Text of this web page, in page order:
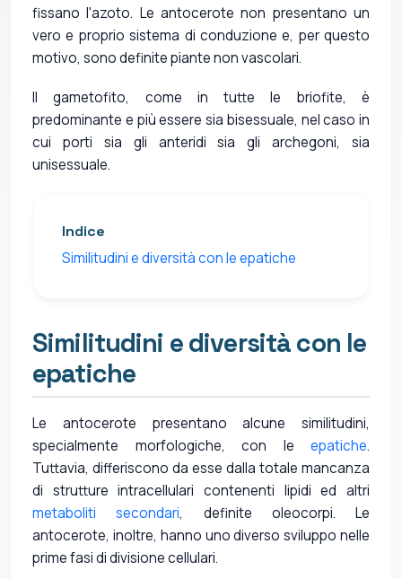
fissano l'azoto. Le antocerote non presentano un
vero e proprio sistema di conduzione e, per questo
motivo, sono definite piante non vascolari.
Il gametofito, come in tutte le briofite, è
predominante e più essere sia bisessuale, nel caso in
cui porti sia gli anteridi sia gli archegoni, sia
unisessuale.
Indice
Similitudini e diversità con le epatiche
Similitudini e diversità con le
epatiche
Le antocerote presentano alcune similitudini,
specialmente morfologiche, con le epatiche.
Tuttavia, differiscono da esse dalla totale mancanza
di strutture intracellulari contenenti lipidi ed altri
metaboliti secondari, definite oleocorpi. Le
antocerote, inoltre, hanno uno diverso sviluppo nelle
prime fasi di divisione cellulari.